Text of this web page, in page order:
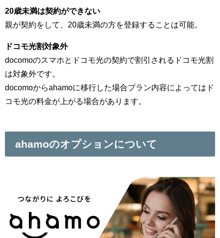
20歳未満は契約ができない
親が契約をして、20歳未満の方を登録することは可能。
ドコモ光割対象外
docomoのスマホとドコモ光の契約で割引されるドコモ光割
は対象外です。
docomoからahamoに移行した場合プラン内容によってはド
コモ光の料金が上がる場合があります。
ahamoのオプションについて